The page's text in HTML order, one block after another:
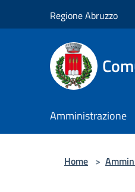
Regione Abruzzo
Amministrazione
Home >